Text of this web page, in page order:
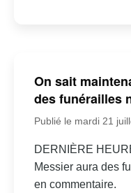
On sait
des funérailles
Publié le mardi 21
DERNIÈRE
Messier aura des
en commentaire.